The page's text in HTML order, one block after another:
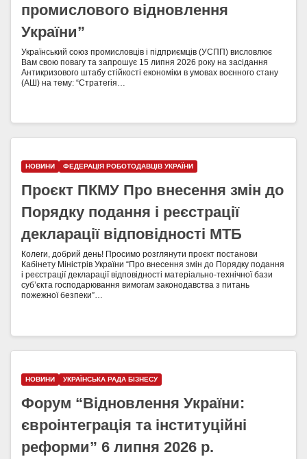
промислового відновлення
України”
Український союз промисловців і підприємців (УСПП) висловлює
Вам свою повагу та запрошує 15 липня 2026 року на засідання
Антикризового штабу стійкості економіки в умовах воєнного стану
(АШ) на тему: “Стратегія…
НОВИНИ ФЕДЕРАЦІЯ РОБОТОДАВЦІВ УКРАЇНИ
Проєкт ПКМУ Про внесення змін до
Порядку подання і реєстрації
декларації відповідності МТБ
Колеги, добрий день! Просимо розглянути проєкт постанови
Кабінету Міністрів України “Про внесення змін до Порядку подання
і реєстрації декларації відповідності матеріально-технічної бази
суб’єкта господарювання вимогам законодавства з питань
пожежної безпеки”…
НОВИНИ УКРАЇНСЬКА РАДА БІЗНЕСУ
Форум “Відновлення України:
євроінтеграція та інституційні
реформи” 6 липня 2026 р.